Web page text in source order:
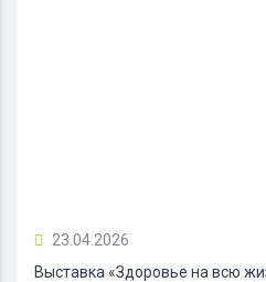
23.04.2026
Выставка «Здоровье на всю